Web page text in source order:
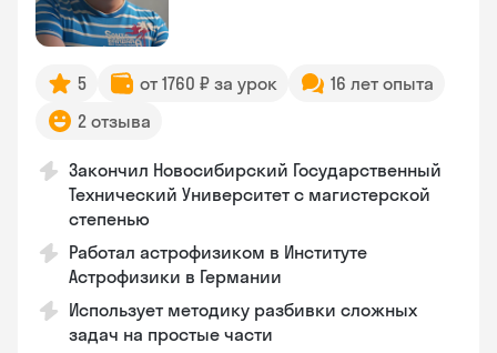
5 от 1760 ₽ за урок
16 лет опыта
2 отзыва
Закончил Новосибирский Государственный
Технический Университет с магистерской
степенью
Работал астрофизиком в Институте
Астрофизики в Германии
Использует методику разбивки сложных
задач на простые части